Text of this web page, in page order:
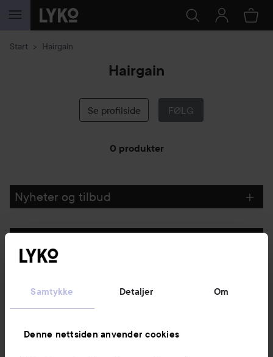
Samtykke Detaljer Om
Denne nettsiden anvender cookies
GÅ TIL INNHOLD
Start Hairgain
Hairgain
Se profilside FØLG
0 produkter
GÅ TIL FILTRE
Nyheter og tilbud